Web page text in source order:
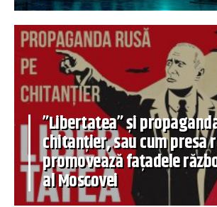
”Libertatea” și
chitanțier, sau cum presa
promovează fațadele
al Moscovei